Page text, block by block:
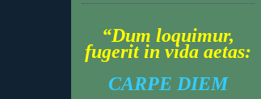
“Dum loquimur,
fugerit in vida aetas:
CARPE DIEM